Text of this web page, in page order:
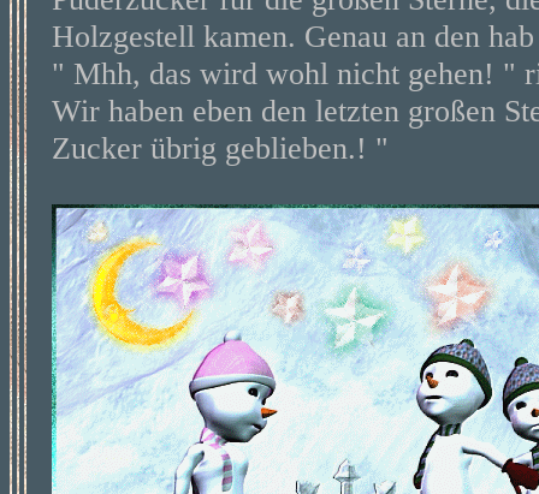
Holzgestell kamen. Genau an den
" Mhh, das wird wohl nicht gehen! "
Wir haben eben den letzten großen
Zucker übrig geblieben.! "